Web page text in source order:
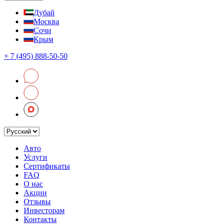
Дубай
Москва
Сочи
Крым
+ 7 (495) 888-50-50
Авто
Услуги
Сертификаты
FAQ
О нас
Акции
Отзывы
Инвесторам
Контакты